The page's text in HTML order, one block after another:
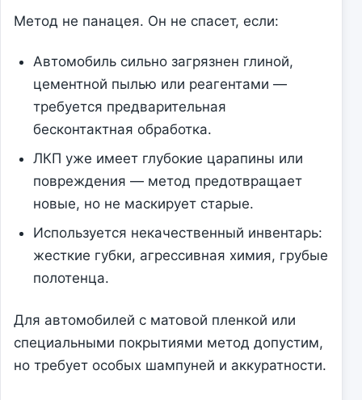
Метод не панацея. Он не спасет, если:
Автомобиль сильно загрязнен глиной,
цементной пылью или реагентами —
требуется предварительная
бесконтактная обработка.
ЛКП уже имеет глубокие царапины или
повреждения — метод предотвращает
новые, но не маскирует старые.
Используется некачественный инвентарь:
жесткие губки, агрессивная химия, грубые
полотенца.
Для автомобилей с матовой пленкой или
специальными покрытиями метод допустим,
но требует особых шампуней и аккуратности.